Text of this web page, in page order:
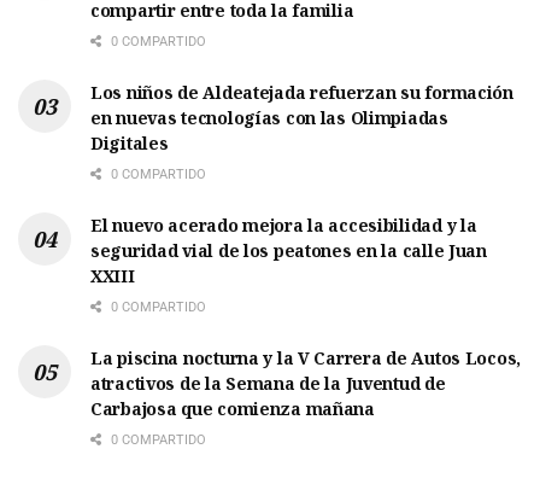
compartir entre toda la familia
0 COMPARTIDO
Los niños de Aldeatejada refuerzan su formación
en nuevas tecnologías con las Olimpiadas
Digitales
0 COMPARTIDO
El nuevo acerado mejora la accesibilidad y la
seguridad vial de los peatones en la calle Juan
XXIII
0 COMPARTIDO
La piscina nocturna y la V Carrera de Autos Locos,
atractivos de la Semana de la Juventud de
Carbajosa que comienza mañana
0 COMPARTIDO